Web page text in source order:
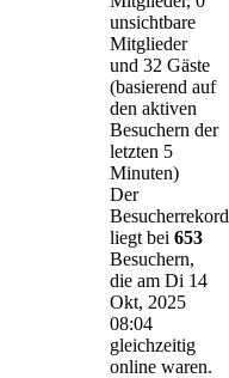
unsichtbare
Mitglieder
und 32 Gäste
(basierend auf
den aktiven
Besuchern der
letzten 5
Minuten)
Der
Besucherrekord
liegt bei 653
Besuchern,
die am Di 14
Okt, 2025
08:04
gleichzeitig
online waren.